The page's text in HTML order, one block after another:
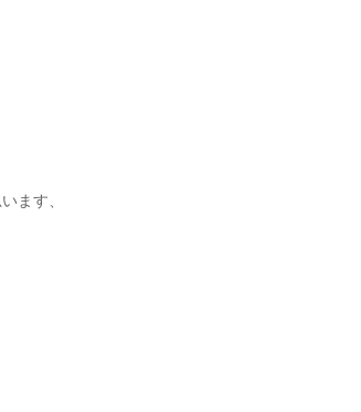
ます、